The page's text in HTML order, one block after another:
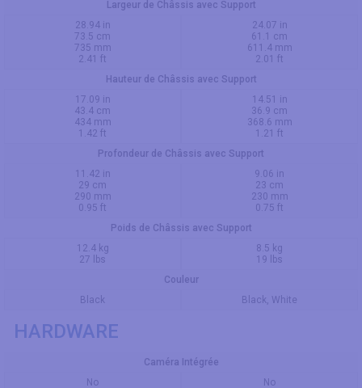
Largeur de Châssis avec Support
28.94 in
73.5 cm
735 mm
2.41 ft
24.07 in
61.1 cm
611.4 mm
2.01 ft
Hauteur de Châssis avec Support
17.09 in
43.4 cm
434 mm
1.42 ft
14.51 in
36.9 cm
368.6 mm
1.21 ft
Profondeur de Châssis avec Support
11.42 in
29 cm
290 mm
0.95 ft
9.06 in
23 cm
230 mm
0.75 ft
Poids de Châssis avec Support
12.4 kg
27 lbs
8.5 kg
19 lbs
Couleur
Black
Black, White
HARDWARE
Caméra Intégrée
No
No